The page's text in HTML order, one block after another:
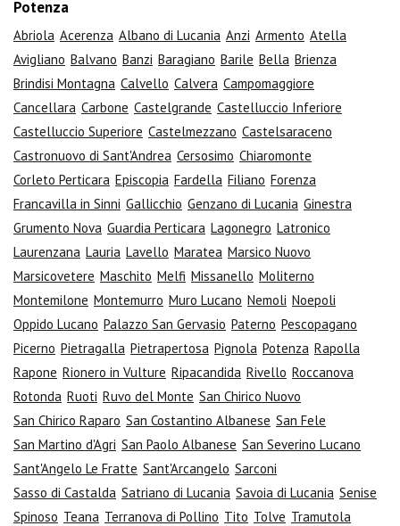
Potenza
Abriola Acerenza Albano di Lucania Anzi Armento Atella
Avigliano Balvano Banzi Baragiano Barile Bella Brienza
Brindisi Montagna Calvello Calvera Campomaggiore
Cancellara Carbone Castelgrande Castelluccio Inferiore
Castelluccio Superiore Castelmezzano Castelsaraceno
Castronuovo di Sant'Andrea Cersosimo Chiaromonte
Corleto Perticara Episcopia Fardella Filiano Forenza
Francavilla in Sinni Gallicchio Genzano di Lucania Ginestra
Grumento Nova Guardia Perticara Lagonegro Latronico
Laurenzana Lauria Lavello Maratea Marsico Nuovo
Marsicovetere Maschito Melfi Missanello Moliterno
Montemilone Montemurro Muro Lucano Nemoli Noepoli
Oppido Lucano Palazzo San Gervasio Paterno Pescopagano
Picerno Pietragalla Pietrapertosa Pignola Potenza Rapolla
Rapone Rionero in Vulture Ripacandida Rivello Roccanova
Rotonda Ruoti Ruvo del Monte San Chirico Nuovo
San Chirico Raparo San Costantino Albanese San Fele
San Martino d'Agri San Paolo Albanese San Severino Lucano
Sant'Angelo Le Fratte Sant'Arcangelo Sarconi
Sasso di Castalda Satriano di Lucania Savoia di Lucania Senise
Spinoso Teana Terranova di Pollino Tito Tolve Tramutola